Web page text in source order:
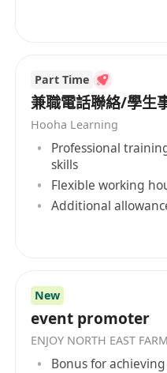
Part Time
兼職電話聯絡/學生
Hooha Learning
Professional
skills
Flexible working
Additional
New
event promoter
Bonus for